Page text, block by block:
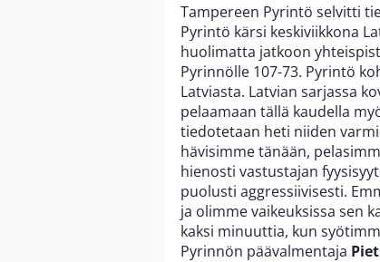
Tampereen Pyrintö selvitti
Pyrintö kärsi keskiviikkona
huolimatta jatkoon
Pyrinnölle 107-73. Pyrintö
Latviasta. Latvian sarjassa
pelaamaan tällä kaudella
tiedotetaan heti niiden
hävisimme tänään,
hienosti vastustajan
puolusti aggressiivisesti.
ja olimme vaikeuksissa sen
kaksi minuuttia, kun
Pyrinnön päävalmentaja